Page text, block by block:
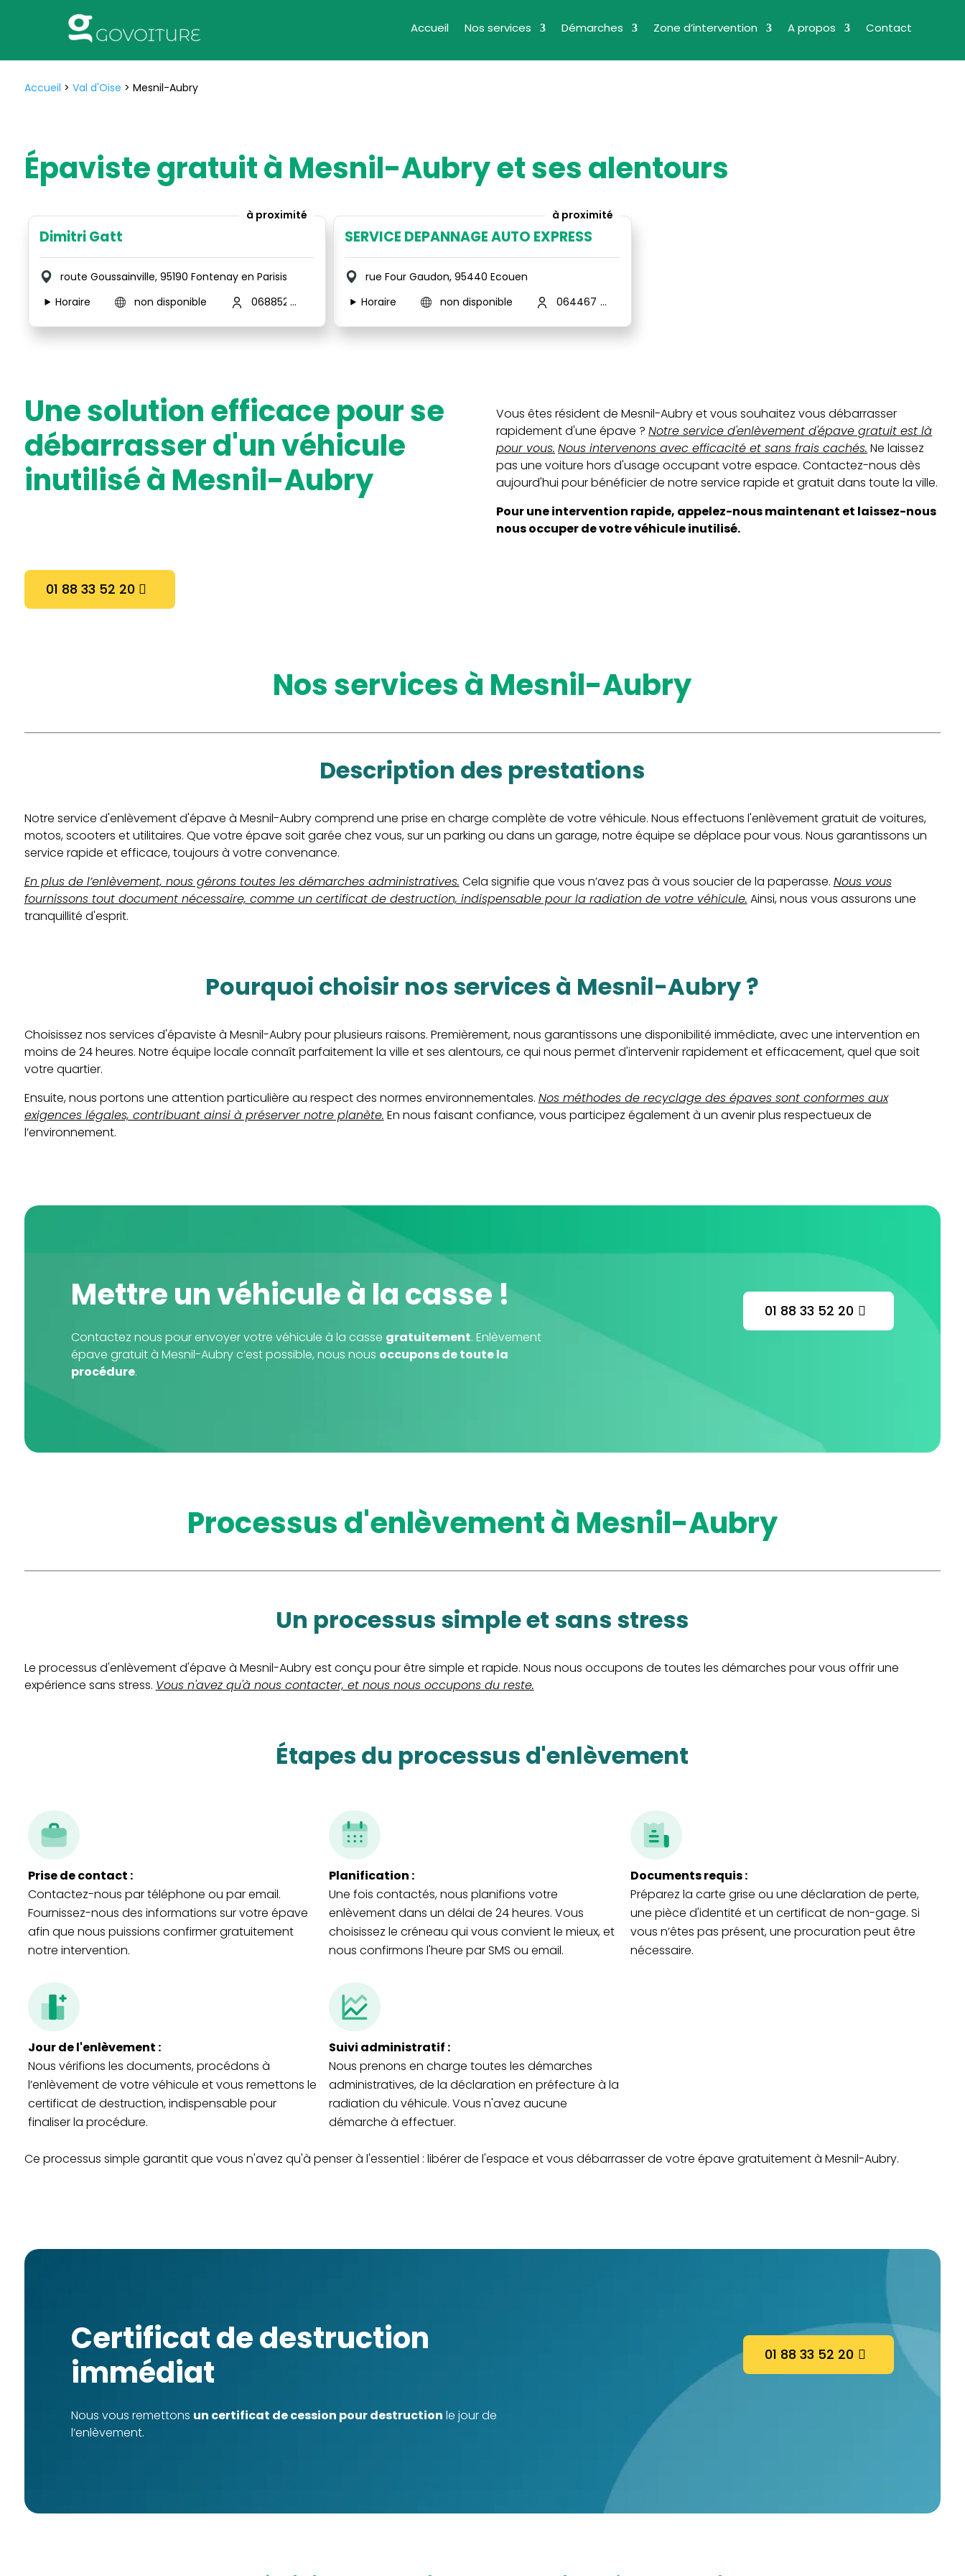
Accueil Nos services Démarches Zone d’intervention A propos Contact
Accueil > Val d'Oise > Mesnil-Aubry
Épaviste gratuit à Mesnil-Aubry et ses alentours
à proximité
Dimitri Gatt
route Goussainville, 95190 Fontenay en Parisis
Horaire
non disponible 0688526721
à proximité
SERVICE DEPANNAGE AUTO EXPRESS
rue Four Gaudon, 95440 Ecouen
Horaire
non disponible 0644675263
une solution efficace pour se
débarrasser d'un véhicule
inutilisé à Mesnil-Aubry
Vous êtes résident de Mesnil-Aubry et vous souhaitez vous débarrasser
rapidement d'une épave ?Notre service d'enlèvement d'épave gratuit est là
pour vous. Nous intervenons avec efficacité et sans frais cachés. Ne laissez
pas une voiture hors d'usage occupant votre espace. Contactez-nous dès
aujourd'hui pour bénéficier de notre service rapide et gratuit dans toute la ville.
Pour une intervention rapide, appelez-nous maintenant et laissez-nous
nous occuper de votre véhicule inutilisé.
01 88 33 52 20
nos services à Mesnil-Aubry
description des prestations
Notre service d'enlèvement d'épave à Mesnil-Aubry comprend une prise en charge complète de votre véhicule. Nous effectuons l'enlèvement gratuit de voitures,
motos, scooters et utilitaires. Que votre épave soit garée chez vous, sur un parking ou dans un garage, notre équipe se déplace pour vous. Nous garantissons un
service rapide et efficace, toujours à votre convenance.
En plus de l’enlèvement, nous gérons toutes les démarches administratives. Cela signifie que vous n’avez pas à vous soucier de la paperasse. Nous vous
fournissons tout document nécessaire, comme un certificat de destruction, indispensable pour la radiation de votre véhicule. Ainsi, nous vous assurons une
tranquillité d'esprit.
pourquoi choisir nos services à Mesnil-Aubry ?
Choisissez nos services d'épaviste à Mesnil-Aubry pour plusieurs raisons. Premièrement, nous garantissons une disponibilité immédiate, avec une intervention en
moins de 24 heures. Notre équipe locale connaît parfaitement la ville et ses alentours, ce qui nous permet d'intervenir rapidement et efficacement, quel que soit
votre quartier.
Ensuite, nous portons une attention particulière au respect des normes environnementales. Nos méthodes de recyclage des épaves sont conformes aux
exigences légales, contribuant ainsi à préserver notre planète. En nous faisant confiance, vous participez également à un avenir plus respectueux de
l’environnement.
Mettre un véhicule à la casse !
Contactez nous pour envoyer votre véhicule à la casse gratuitement. Enlèvement
épave gratuit à Mesnil-Aubry c’est possible, nous nous occupons de toute la
procédure.
01 88 33 52 20
processus d'enlèvement à Mesnil-Aubry
un processus simple et sans stress
Le processus d'enlèvement d'épave à Mesnil-Aubry est conçu pour être simple et rapide. Nous nous occupons de toutes les démarches pour vous offrir une
expérience sans stress. Vous n'avez qu'à nous contacter, et nous nous occupons du reste.
étapes du processus d'enlèvement
Prise de contact :
Contactez-nous par téléphone ou par email.
Fournissez-nous des informations sur votre épave
afin que nous puissions confirmer gratuitement
notre intervention.
Planification :
Une fois contactés, nous planifions votre
enlèvement dans un délai de 24 heures. Vous
choisissez le créneau qui vous convient le mieux, et
nous confirmons l'heure par SMS ou email.
Documents requis :
Préparez la carte grise ou une déclaration de perte,
une pièce d'identité et un certificat de non-gage. Si
vous n’êtes pas présent, une procuration peut être
nécessaire.
Jour de l'enlèvement :
Nous vérifions les documents, procédons à
l’enlèvement de votre véhicule et vous remettons le
certificat de destruction, indispensable pour
finaliser la procédure.
Suivi administratif :
Nous prenons en charge toutes les démarches
administratives, de la déclaration en préfecture à la
radiation du véhicule. Vous n'avez aucune
démarche à effectuer.
Ce processus simple garantit que vous n'avez qu'à penser à l'essentiel : libérer de l'espace et vous débarrasser de votre épave gratuitement à Mesnil-Aubry.
Certificat de destruction
immédiat
Nous vous remettons un certificat de cession pour destruction le jour de
l’enlèvement.
01 88 33 52 20